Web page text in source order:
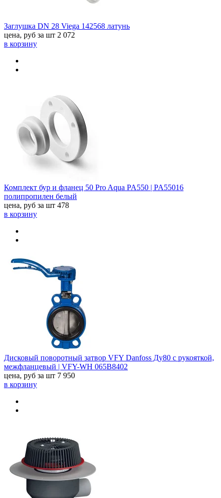
Заглушка DN 28 Viega 142568 латунь
цена, руб за шт 2 072
в корзину
Комплект бур и фланец 50 Pro Aqua PA550 | PA55016
полипропилен белый
цена, руб за шт 478
в корзину
Дисковый поворотный затвор VFY Danfoss Ду80 с рукояткой,
межфланцевый | VFY-WH 065B8402
цена, руб за шт 7 950
в корзину